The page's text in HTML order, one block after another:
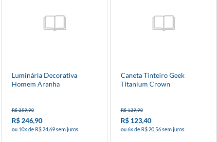
Luminária Decorativa
Homem Aranha
R$ 259,90
R$ 246,90
ou 10x de R$ 24,69 sem juros
Caneta Tinteiro Geek
Titanium Crown
R$ 129,90
R$ 123,40
ou 6x de R$ 20,56 sem juros